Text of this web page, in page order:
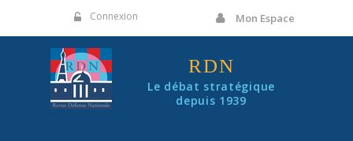
Connexion Mon Espace
RDN
Le débat stratégique
depuis 1939